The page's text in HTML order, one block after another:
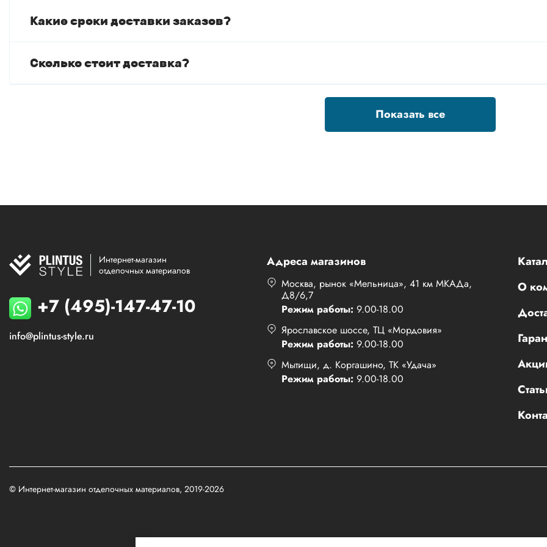
Какие сроки доставки заказов?
Сколько стоит доставка?
Показать все
Интернет-магазин
отделочных материалов
+7 (495)-147-47-10
info@plintus-style.ru
Адреса магазинов
Москва, рынок «Мельница», 41 км МКАДа,
Д8/6,7
Режим работы: 9.00-18.00
Ярославское шоссе, ТЦ «Мордовия»
Режим работы: 9.00-18.00
Мытищи, д. Коргашино, ТК «Удача»
Режим работы: 9.00-18.00
О
© Интернет-магазин отделочных материалов, 2019-2026